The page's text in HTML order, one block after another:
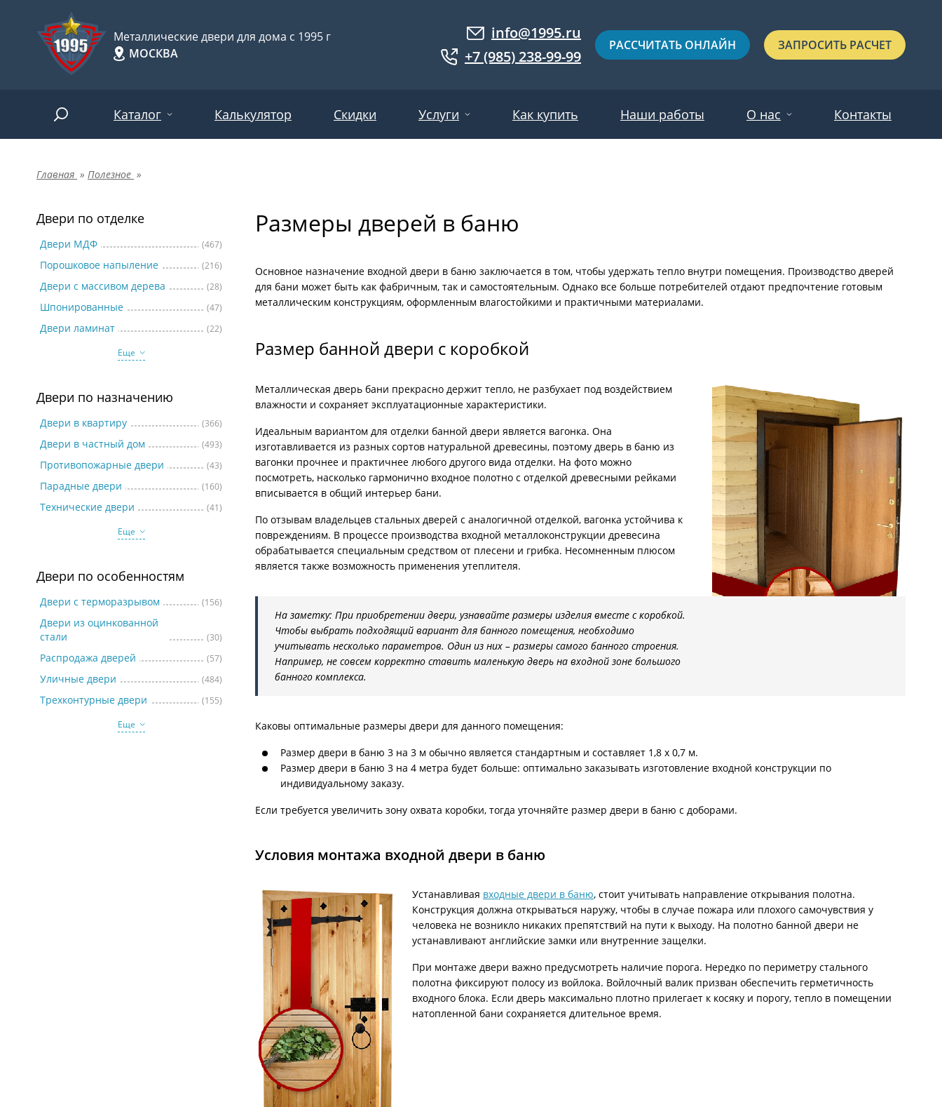
Металлические двери для дома с 1995 г
МОСКВА
info@1995.ru
+7 (985) 238-99-99
РАССЧИТАТЬ ОНЛАЙН ЗАПРОСИТЬ РАСЧЕТ
Каталог
Двери по отделке
Двери по назначению
Двери по особенностям
Двери с массивом дерева
Шпонированные
Двери ламинат
Серые двери
Светлые двери
Синие
С выдавленным рисунком
Калькулятор Скидки Услуги
Производство
Гарантия и возврат
Как купить Наши работы О нас Контакты
Главная » Полезное »
Двери по отделке
Двери МДФ (467)
Порошковое напыление (216)
Двери с массивом дерева (28)
Шпонированные (47)
Двери ламинат
(22)
Еще
Двери по назначению
Двери в квартиру (366)
Двери в частный дом (493)
Противопожарные двери (43)
Парадные двери (160)
Технические двери
(41)
Еще
Двери по особенностям
Двери с терморазрывом (156)
Двери из оцинкованной
стали
(30)
Распродажа дверей (57)
Уличные двери (484)
Трехконтурные двери
(155)
Еще
Размеры дверей в баню
Основное назначение входной двери в баню заключается в том, чтобы удержать тепло внутри помещения. Производство дверей
для бани может быть как фабричным, так и самостоятельным. Однако все больше потребителей отдают предпочтение готовым
металлическим конструкциям, оформленным влагостойкими и практичными материалами.
Размер банной двери с коробкой
Металлическая дверь бани прекрасно держит тепло, не разбухает под воздействием
влажности и сохраняет эксплуатационные характеристики.
Идеальным вариантом для отделки банной двери является вагонка. Она
изготавливается из разных сортов натуральной древесины, поэтому дверь в баню из
вагонки прочнее и практичнее любого другого вида отделки. На фото можно
посмотреть, насколько гармонично входное полотно с отделкой древесными рейками
вписывается в общий интерьер бани.
По отзывам владельцев стальных дверей с аналогичной отделкой, вагонка устойчива к
повреждениям. В процессе производства входной металлоконструкции древесина
обрабатывается специальным средством от плесени и грибка. Несомненным плюсом
является также возможность применения утеплителя.
На заметку: При приобретении двери, узнавайте размеры изделия вместе с коробкой.
Чтобы выбрать подходящий вариант для банного помещения, необходимо
учитывать несколько параметров. Один из них – размеры самого банного строения.
Например, не совсем корректно ставить маленькую дверь на входной зоне большого
банного комплекса.
Каковы оптимальные размеры двери для данного помещения:
Размер двери в баню 3 на 3 м обычно является стандартным и составляет 1,8 x 0,7 м.
Размер двери в баню 3 на 4 метра будет больше: оптимально заказывать изготовление входной конструкции по
индивидуальному заказу.
Если требуется увеличить зону охвата коробки, тогда уточняйте размер двери в баню с доборами.
Условия монтажа входной двери в баню
Устанавливая входные двери в баню, стоит учитывать направление открывания полотна.
Конструкция должна открываться наружу, чтобы в случае пожара или плохого самочувствия у
человека не возникло никаких препятствий на пути к выходу. На полотно банной двери не
устанавливают английские замки или внутренние защелки.
При монтаже двери важно предусмотреть наличие порога. Нередко по периметру стального
полотна фиксируют полосу из войлока. Войлочный валик призван обеспечить герметичность
входного блока. Если дверь максимально плотно прилегает к косяку и порогу, тепло в помещении
натопленной бани сохраняется длительное время.